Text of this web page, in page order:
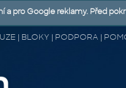
| BLOKY | PODPORA |
pro Google reklamy. Před